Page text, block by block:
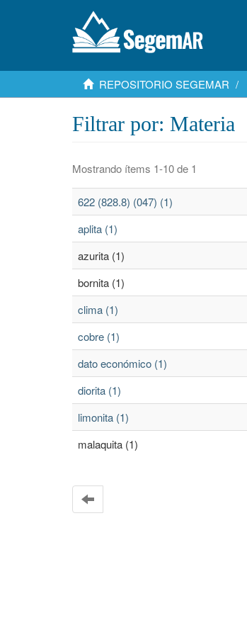
REPOSITORIO SEGEMAR
Filtrar por: Materia
Mostrando ítems 1-10 de 1
622 (828.8) (047) (1)
aplita (1)
azurita (1)
bornita (1)
clima (1)
cobre (1)
dato económico (1)
diorita (1)
limonita (1)
malaquita (1)